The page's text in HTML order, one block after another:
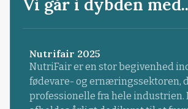
Vi går i dybden
Nutrifair 2025
NutriFair er en stor begivenhed
fødevare- og ernæringssektoren,
professionelle fra hele industrien.